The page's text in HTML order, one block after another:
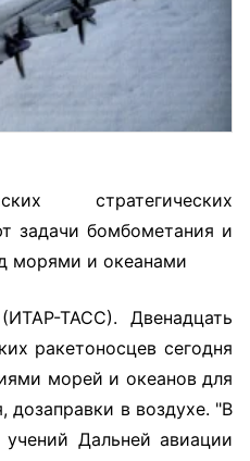
стратегических
задачи бомбометания и
морями и океанами
ТАСС). Двенадцать
ракетоносцев сегодня
морей и океанов для
дозаправки в воздухе. "В
учений Дальней авиации